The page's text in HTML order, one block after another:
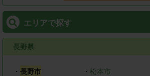
エリアで探す
長野県
・ 長野市 ・ 松本市